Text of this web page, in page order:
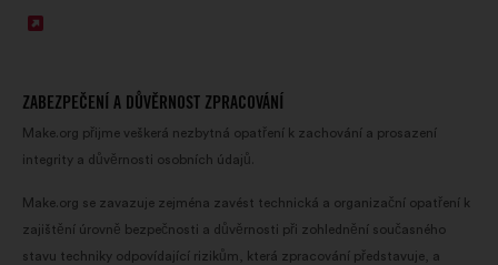
nové
kartě
ZABEZPEČENÍ A DŮVĚRNOST ZPRACOVÁNÍ
Make.org přijme veškerá nezbytná opatření k zachování a prosazení
integrity a důvěrnosti osobních údajů.
Make.org se zavazuje zejména zavést technická a organizační opatření k
zajištění úrovně bezpečnosti a důvěrnosti při zohlednění současného
stavu techniky odpovídající rizikům, která zpracování představuje, a